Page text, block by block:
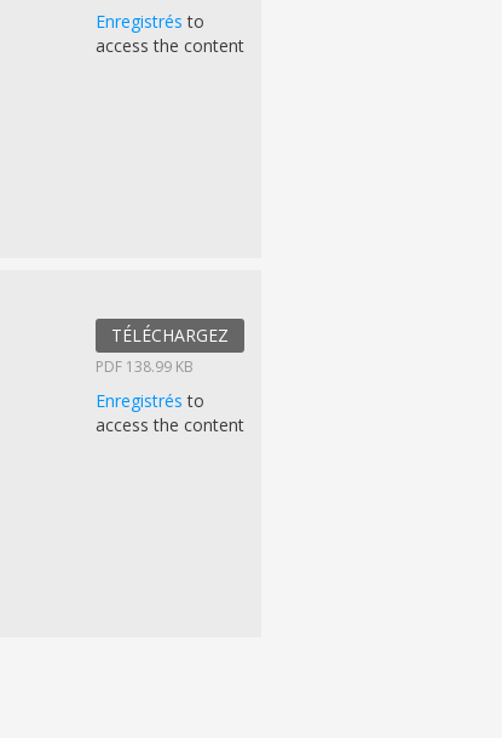
Enregistrésto
access the content
TÉLÉCHARGEZ
PDF 138.99 KB
Enregistrésto
access the content